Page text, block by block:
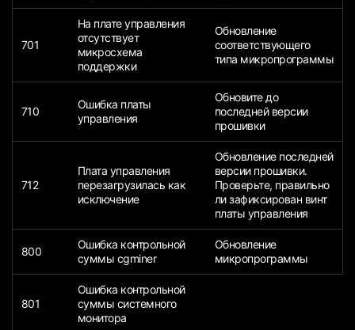
701
На плате управления
отсутствует
микросхема
поддержки
Обновление
соответствующего
типа микропрограммы
710
Ошибка платы
управления
Обновите до
последней версии
прошивки
712
Плата управления
перезагрузилась как
исключение
Обновление последней
версии прошивки.
Проверьте, правильно
ли зафиксирован винт
платы управления
800
Ошибка контрольной
суммы cgminer
Обновление
микропрограммы
801
Ошибка контрольной
суммы системного
монитора